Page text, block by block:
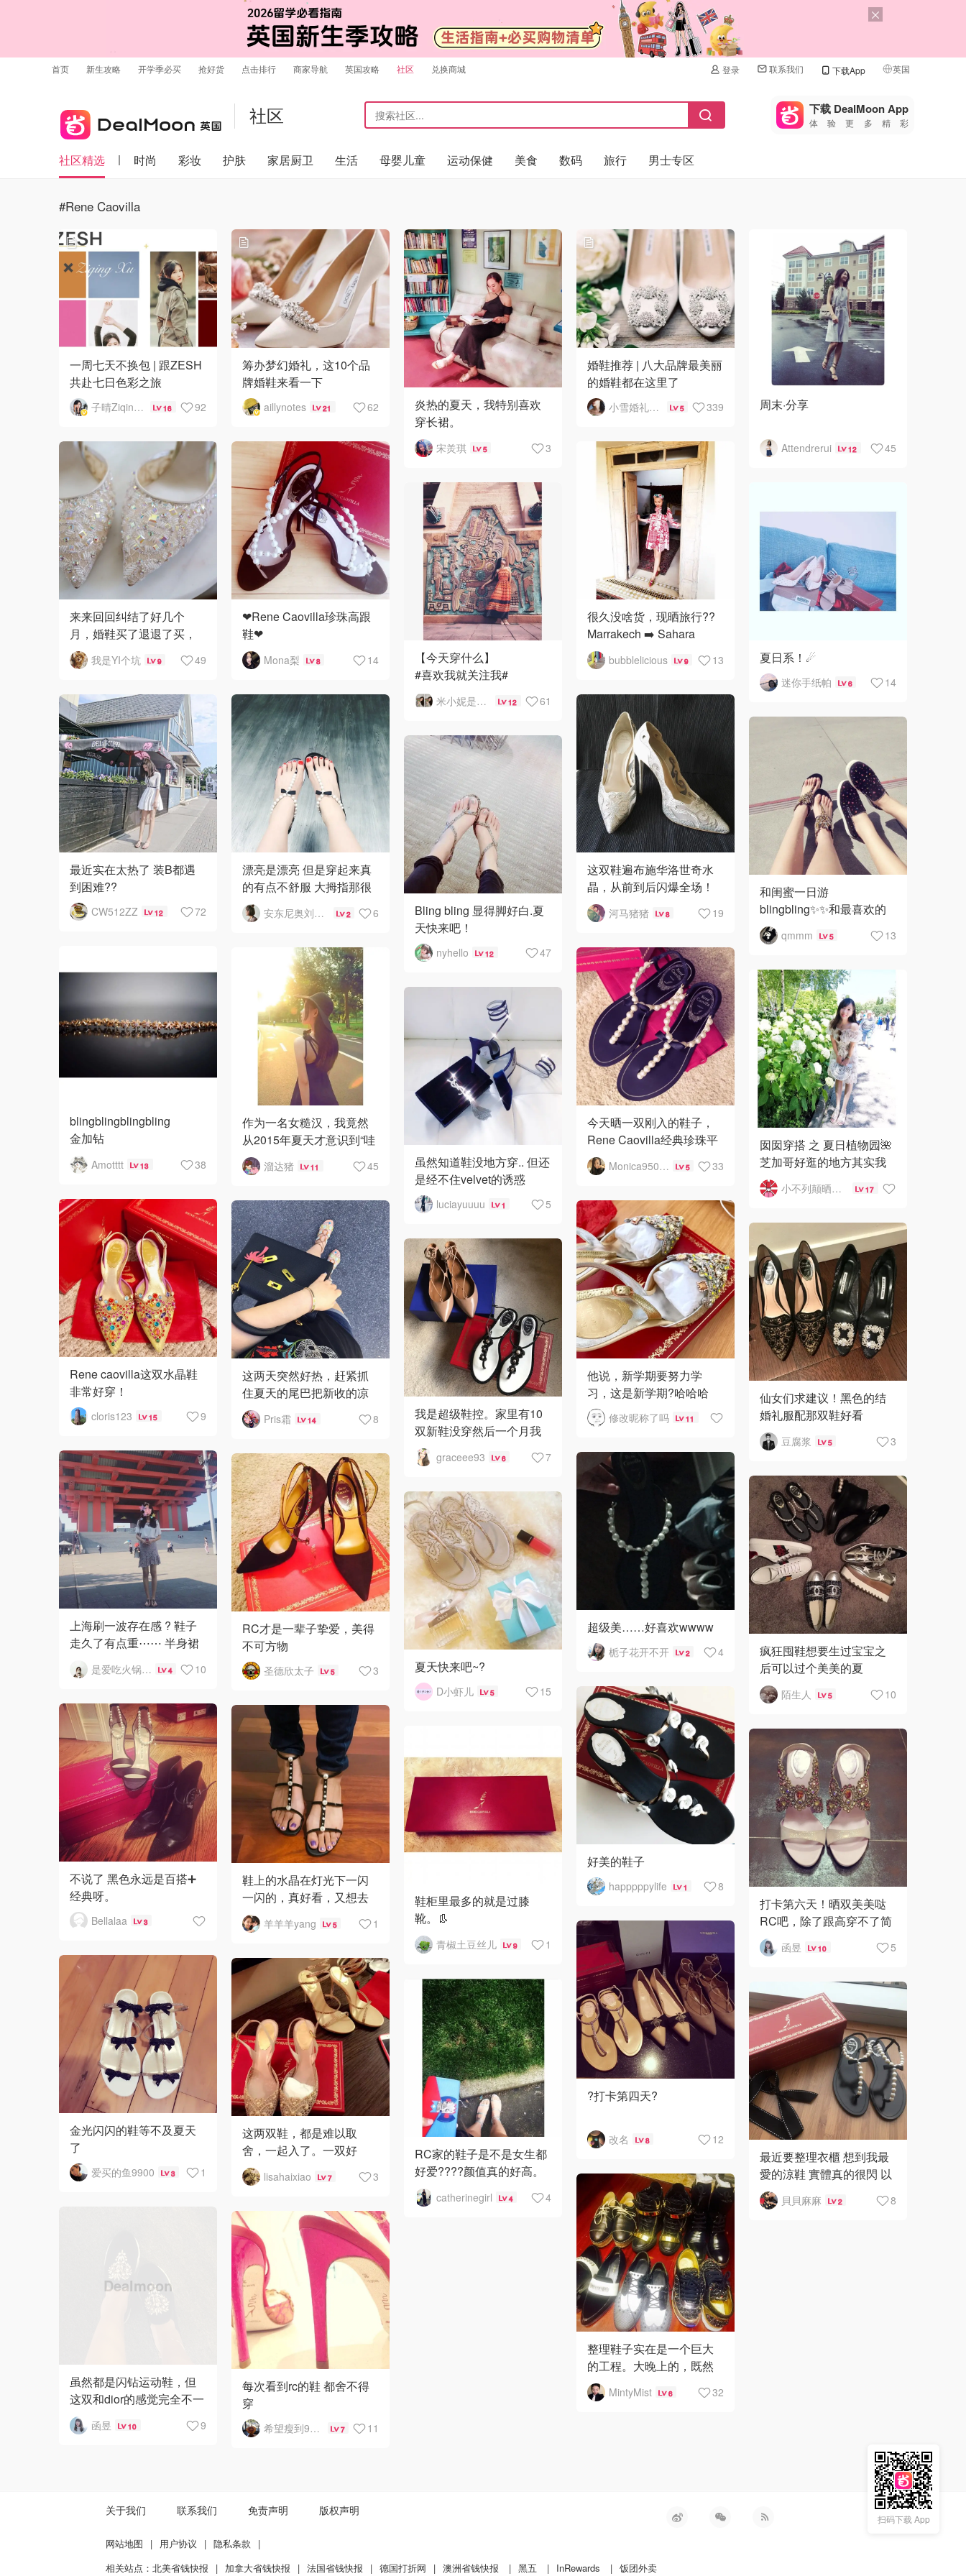
首页 新生攻略 开学季必买 抢好货 点击排行 商家导航 英国攻略 社区 兑换商城 登录 联系我们 下载App 英国
🇺🇸
🇨🇳 中国
🇫🇷法国
🇮🇹意大利
🇦🇺澳洲
🇳🇿新西兰
社区 下载 DealMoon App
体验更多精彩
社区精选 时尚 彩妆 护肤 家居厨卫 生活 母婴儿童 运动保健 美食 数码 旅行 男士专区
#Rene Caovilla
一周七天不换包 | 跟ZESH
共赴七日色彩之旅
子晴Ziqing__Xu 16 92
筹办梦幻婚礼，这10个品
牌婚鞋来看一下
aillynotes 21 62
炎热的夏天，我特别喜欢
穿长裙。
一是方面 二是因为可以有
利的遮住肉肉的地方。
方 也好搭。
个
宋羙琪 5 3
婚鞋推荐 | 八大品牌最美丽
的婚鞋都在这里了
小雪婚礼手账 5 339 周末·分享
闷热潮湿的天气总会让人
心情很糟糕，似乎空气中
【简约的OP】是快
Attendrerui 12 45
来来回回纠结了好几个
月，婚鞋买了退退了买，
终于在今天打开包裹的那
一刻，决定就是她了✌️
我是YI个坑 9 49
❤Rene Caovilla珍珠高跟
鞋❤
四年前在威尼斯偶然遇见
里面各种blingbling的高
Mona梨 8 14
很久没啥货，现晒旅行??
Marrakech ➡️ Sahara
desert ➡️Casablanca ➡️
tangbubblelicious 9 13
【今天穿什么】
#喜欢我就关注我#
#随手分享是好习惯哦#
#欢迎查看往期帖#
#话题不限：穿搭，减肥，
化
米小妮是个胖可妮啊 12 61
夏日系！☄
迷你手纸帕 6 14
最近实在太热了 装B都遇
到困难??
CW512ZZ 12 72
漂亮是漂亮 但是穿起来真
的有点不舒服 大拇指那很
磨 不是很适合走太久的路.
安东尼奥刘想做梦 2 6
这双鞋遍布施华洛世奇水
晶，从前到后闪爆全场！
买了准备当婚鞋的。4.25
英寸跟，我小矮个儿根本
是实在
河马猪猪 8 19
和闺蜜一日游
blingbling✨✨和最喜欢的
羽毛裙
qmmm 5 13
Bling bling 显得脚好白.夏
天快来吧！
nyhello 12 47
blingblingblingbling
金加钻
星空钻
闪粉
blingblingblingbling
Amotttt 13 38
作为一名女糙汉，我竟然
从2015年夏天才意识到“哇
原来连衣裙这么漂亮/方便/
舒服”?
买起来几乎是
溜达猪 11 45
今天晒一双刚入的鞋子，
Rene Caovilla经典珍珠平
底凉鞋。个人觉得是一双
超级公主心?的鞋子，很好
Monica950718 5 33
囡囡穿搭 之 夏日植物园🌺
芝加哥好逛的地方其实我
们都逛遍了～
唯独植物园没去过！因为
小不列颠晒晒君 17
虽然知道鞋没地方穿.. 但还
是经不住velvet的诱惑
luciayuuuu 1 5
Rene caovilla这双水晶鞋
非常好穿！
cloris123 15 9
这两天突然好热，赶紧抓
住夏天的尾巴把新收的凉
鞋溜出门。 鞋子上有蓝
色，所以配了蓝色的指甲
践证明r
Pris霜 14 8
他说，新学期要努力学
习，这是新学期?哈哈哈
修改昵称了吗 11
仙女们求建议！黑色的结
婚礼服配那双鞋好看
呀？？？
豆腐浆 5 3
我是超级鞋控。家里有10
双新鞋没穿然后一个月我
又囤了7双鞋。只要看到打
折的鞋子我就忍不住要
Givenchy
graceee93 6 7
上海刷一波存在感 ? 鞋子
走久了有点重⋯⋯ 半身裙
超漂亮的 鱼尾裙很显身材
～
是爱吃火锅的仙女炜 4 10
超级美……好喜欢wwww
栀子花开不开 2 4
RC才是一辈子挚爱，美得
不可方物
圣德欣太子 5 3
疯狂囤鞋想要生过宝宝之
后可以过个美美的夏
天……
陌生人 5 10
夏天快来吧~?
D小虾儿 5 15
好美的鞋子
happpppylife 1 8
不说了 黑色永远是百搭➕
经典呀。
Bellalaa 3
鞋上的水晶在灯光下一闪
一闪的，真好看，又想去
搞一双它家的珍珠鞋了 ?
羊羊羊yang 5 1
鞋柜里最多的就是过膝
靴。👢
穿起来方便又保暖，尤其
冬天里，一双过膝靴顶半
这双Rene的过膝靴是全麂
皮的，直达
青椒土豆丝儿 9 1
打卡第六天！晒双美美哒
RC吧，除了跟高穿不了简
直是完美呢！！???
函昱 10 5
?打卡第四天?
我是鞋痴 鞋痴 鞋痴
不知道从哪天起 我的人生
书柜与鞋柜同在❤️
虽然很多都没有在穿 有
改名 8 12
金光闪闪的鞋等不及夏天
了
爱买的鱼9900 3 1
这两双鞋，都是难以取
舍，一起入了。一双好
穿，一双超美。
lisahaixiao 7 3
RC家的鞋子是不是女生都
好爱????颜值真的好高。
最种草的是这双缠绕的凉
鞋，绑带上全是闪闪的
catherinegirl 4 4
最近要整理衣櫃 想到我最
愛的涼鞋 實體真的很閃 以
後要買涼鞋還是會考慮
Rene caovilla 每次走出去
貝貝麻麻 2 8
整理鞋子实在是一个巨大
的工程。大晚上的，既然
好不容易整理了，那就拍
照留念一下???
MintyMist 6 32
虽然都是闪钻运动鞋，但
这双和dior的感觉完全不一
样，这双很秀气，显脚
瘦，钻也是少而精，鞋面
函昱 10 9
每次看到rc的鞋 都舍不得
穿
希望瘦到90斤的宝石 7 11
扫码下载 App
关于我们 联系我们 免责声明 版权声明
网站地图 | 用户协议 | 隐私条款
|
相关站点： 北美省钱快报 | 加拿大省钱快报 | 法国省钱快报 | 德国打折网 | 澳洲省钱快报 | 黑五 | InRewards | 饭团外卖